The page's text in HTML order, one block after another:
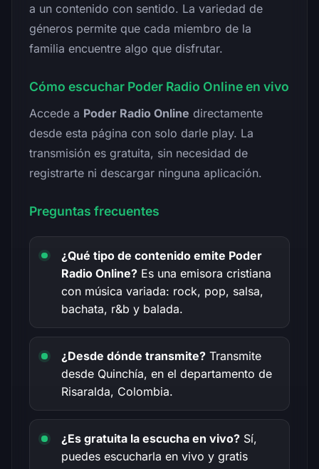
a un contenido con sentido. La variedad de
géneros permite que cada miembro de la
familia encuentre algo que disfrutar.
Cómo escuchar Poder Radio Online en vivo
Accede a Poder Radio Online directamente
desde esta página con solo darle play. La
transmisión es gratuita, sin necesidad de
registrarte ni descargar ninguna aplicación.
Preguntas frecuentes
¿Qué tipo de contenido emite Poder
Radio Online? Es una emisora cristiana
con música variada: rock, pop, salsa,
bachata, r&b y balada.
¿Desde dónde transmite? Transmite
desde Quinchía, en el departamento de
Risaralda, Colombia.
¿Es gratuita la escucha en vivo? Sí,
puedes escucharla en vivo y gratis